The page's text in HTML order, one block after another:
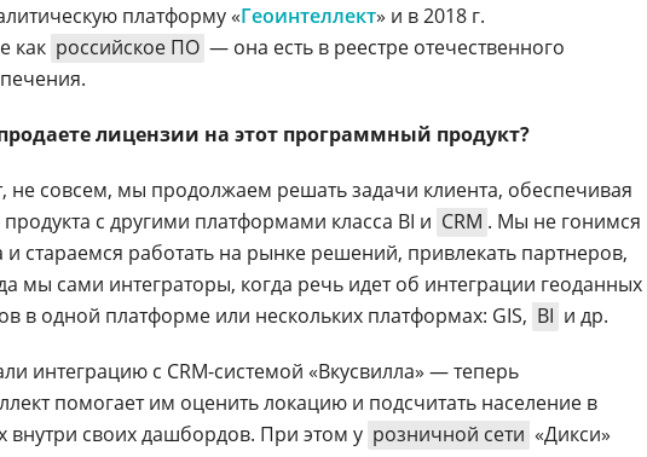
платформу «Геоинтеллект» и в 2018 г.
как российское ПО — она есть в реестре отечественного
лицензии на этот программный продукт?
не совсем, мы продолжаем решать задачи клиента, обеспечивая
с другими платформами класса BI и CRM . Мы не гонимся
стараемся работать на рынке решений, привлекать партнеров,
мы сами интеграторы, когда речь идет об интеграции геоданных
в одной платформе или нескольких платформах: GIS, BI и др.
интеграцию с CRM-системой «Вкусвилла» — теперь
помогает им оценить локацию и подсчитать население в
внутри своих дашбордов. При этом у розничной сети «Дикси»